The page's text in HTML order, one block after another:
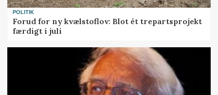
POLITIK
Forud for ny kvælstoflov: Blot ét trepartsprojekt
færdigt i juli